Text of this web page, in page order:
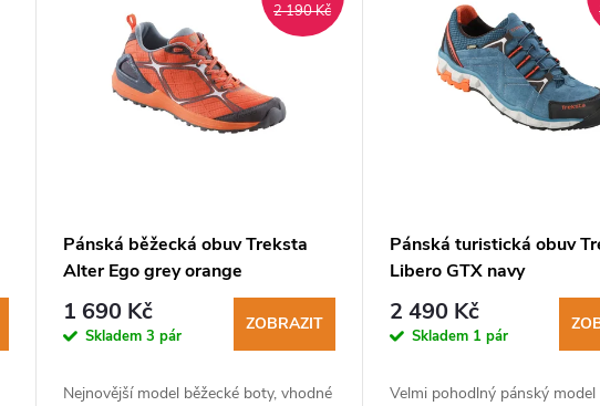
2 190 Kč
Pánská běžecká obuv Treksta
Alter Ego grey orange
1 690 Kč
Skladem3 pár
ZOBRAZIT
Nejnovější model běžecké boty, vhodné
Pánská turistická obuv
Libero GTX navy
2 490 Kč
Skladem 1 pár
Velmi pohodlný pánský model